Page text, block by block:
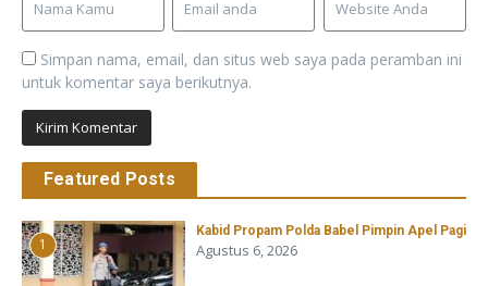
Simpan nama, email, dan situs web saya pada peramban ini
untuk komentar saya berikutnya.
Featured Posts
1
Kabid Propam Polda Babel Pimpin Apel Pagi
Agustus 6, 2026